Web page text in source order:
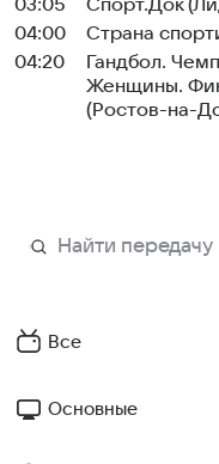
03:05
Спорт.Док
04:00
Страна
04:20
Гандбол.
Женщины.
(Ростов-на-
Все
Основные